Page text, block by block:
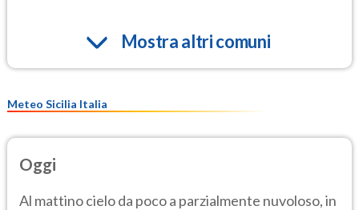
Mostra altri comuni
Meteo Sicilia Italia
Oggi
Al mattino cielo da poco a parzialmente nuvoloso, in